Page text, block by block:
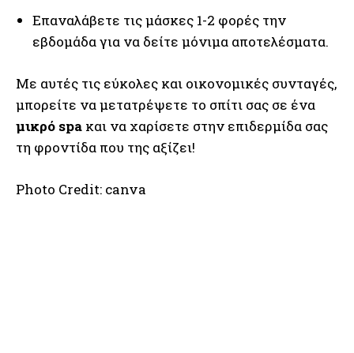
Επαναλάβετε τις μάσκες 1-2 φορές την
εβδομάδα για να δείτε μόνιμα αποτελέσματα.
Με αυτές τις εύκολες και οικονομικές συνταγές,
μπορείτε να μετατρέψετε το σπίτι σας σε ένα
μικρό spa και να χαρίσετε στην επιδερμίδα σας
τη φροντίδα που της αξίζει!
Photo Credit: canva